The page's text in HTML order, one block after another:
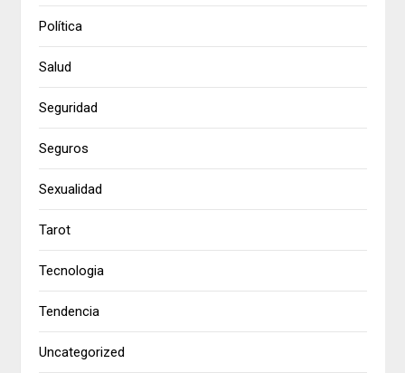
Política
Salud
Seguridad
Seguros
Sexualidad
Tarot
Tecnologia
Tendencia
Uncategorized